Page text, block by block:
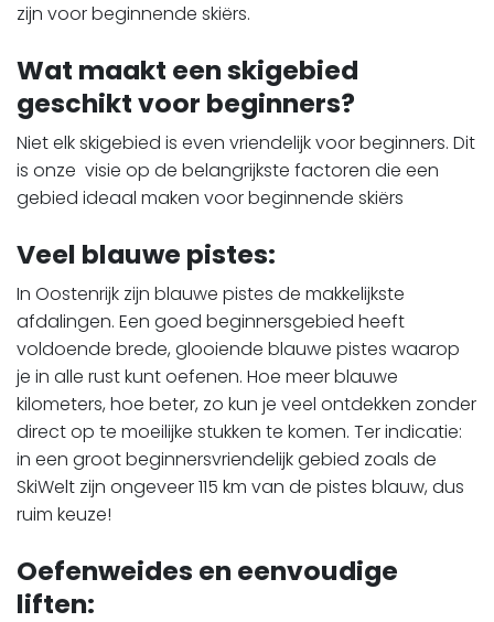
zijn voor beginnende skiërs.
Wat maakt een skigebied
geschikt voor beginners?
Niet elk skigebied is even vriendelijk voor beginners. Dit
is onze visie op de belangrijkste factoren die een
gebied ideaal maken voor beginnende skiërs
Veel blauwe pistes:
In Oostenrijk zijn blauwe pistes de makkelijkste
afdalingen. Een goed beginnersgebied heeft
voldoende brede, glooiende blauwe pistes waarop
je in alle rust kunt oefenen. Hoe meer blauwe
kilometers, hoe beter, zo kun je veel ontdekken zonder
direct op te moeilijke stukken te komen. Ter indicatie:
in een groot beginnersvriendelijk gebied zoals de
SkiWelt zijn ongeveer 115 km van de pistes blauw, dus
ruim keuze!
Oefenweides en eenvoudige
liften: